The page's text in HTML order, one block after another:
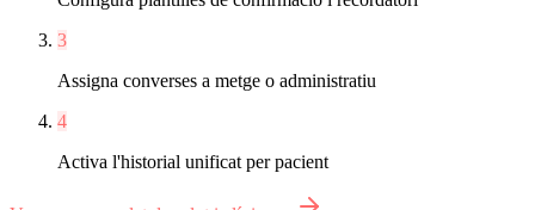
3
Assigna converses a metge o administratiu
4
Activa l'historial unificat per pacient